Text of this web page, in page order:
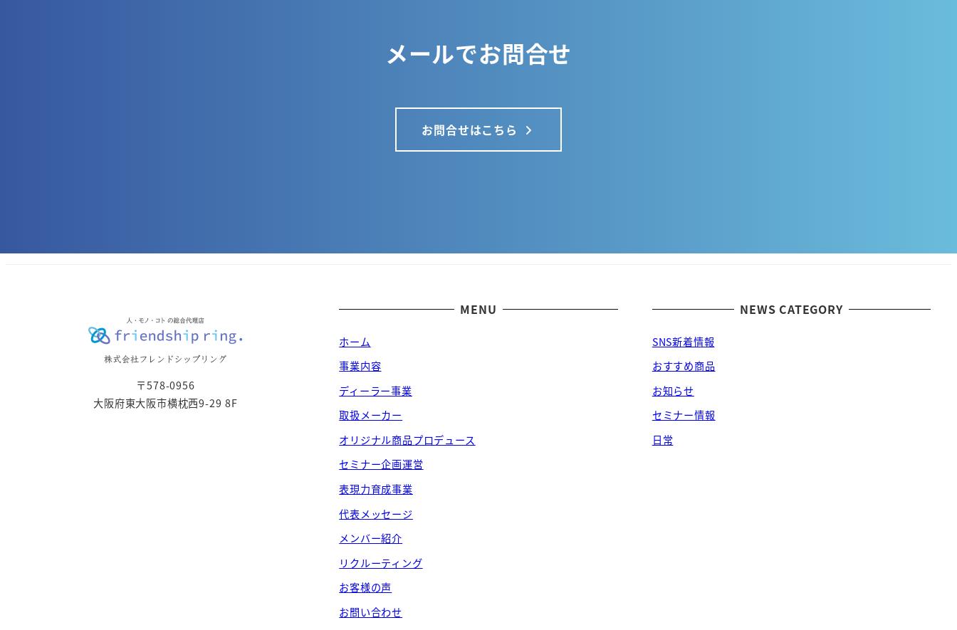
メールでお問合せ
お問合せはこちら
〒578-0956
大阪府東大阪市横枕西9-29 8F
MENU
ホーム
事業内容
ディーラー事業
取扱メーカー
オリジナル商品プロデュース
セミナー企画運営
表現力育成事業
代表メッセージ
メンバー紹介
リクルーティング
お客様の声
お問い合わせ
NEWS CATEGORY
SNS新着情報
おすすめ商品
お知らせ
セミナー情報
日常